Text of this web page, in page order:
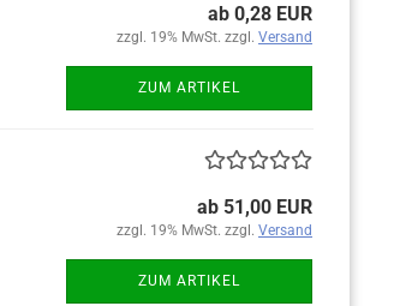
ab 0,28 EUR
zzgl. 19% MwSt. zzgl. Versand
ZUM ARTIKEL
ab 51,00 EUR
zzgl. 19% MwSt. zzgl. Versand
ZUM ARTIKEL